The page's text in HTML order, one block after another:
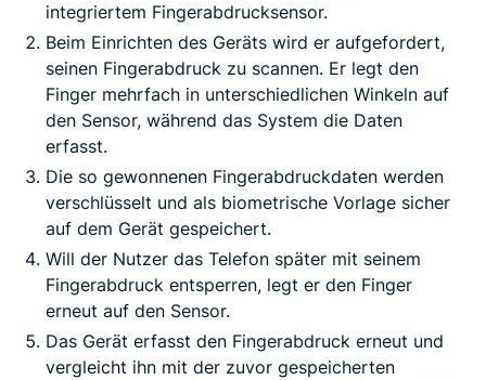
integriertem Fingerabdrucksensor.
Beim Einrichten des Geräts wird er aufgefordert,
seinen Fingerabdruck zu scannen. Er legt den
Finger mehrfach in unterschiedlichen Winkeln auf
den Sensor, während das System die Daten
erfasst.
Die so gewonnenen Fingerabdruckdaten werden
verschlüsselt und als biometrische Vorlage sicher
auf dem Gerät gespeichert.
Will der Nutzer das Telefon später mit seinem
Fingerabdruck entsperren, legt er den Finger
erneut auf den Sensor.
Das Gerät erfasst den Fingerabdruck erneut und
vergleicht ihn mit der zuvor gespeicherten